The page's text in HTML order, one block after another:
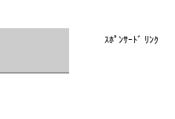
ｽﾎﾟﾝｻｰﾄﾞ ﾘﾝｸ